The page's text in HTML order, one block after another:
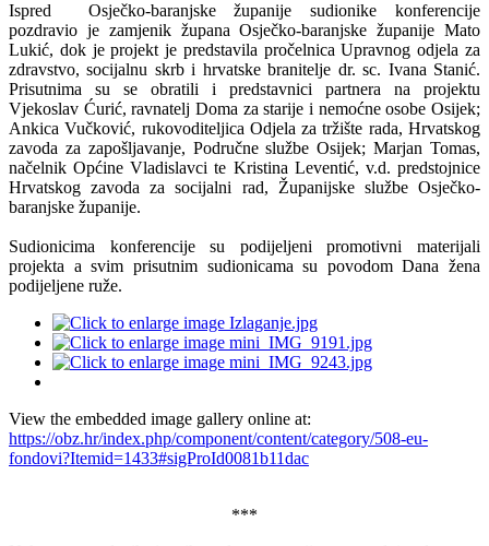
Ispred Osječko-baranjske županije sudionike konferencije
pozdravio je zamjenik župana Osječko-baranjske županije Mato
Lukić, dok je projekt je predstavila pročelnica Upravnog odjela za
zdravstvo, socijalnu skrb i hrvatske branitelje dr. sc. Ivana Stanić.
Prisutnima su se obratili i predstavnici partnera na projektu
Vjekoslav Ćurić, ravnatelj Doma za starije i nemoćne osobe Osijek;
Ankica Vučković, rukovoditeljica Odjela za tržište rada, Hrvatskog
zavoda za zapošljavanje, Područne službe Osijek; Marjan Tomas,
načelnik Općine Vladislavci te Kristina Leventić, v.d. predstojnice
Hrvatskog zavoda za socijalni rad, Županijske službe Osječko-
baranjske županije.
Sudionicima konferencije su podijeljeni promotivni materijali
projekta a svim prisutnim sudionicama su povodom Dana žena
podijeljene ruže.
View the embedded image gallery online at:
https://obz.hr/index.php/component/content/category/508-eu-
fondovi?Itemid=1433#sigProId0081b11dac
***